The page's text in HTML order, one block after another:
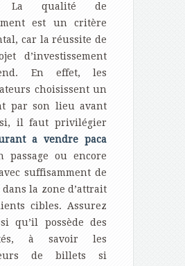
La qualité de
est un critère
car la réussite de
d’investissement
En effet, les
choisissent un
par son lieu avant
il faut privilégier
a vendre paca
passage ou encore
suffisamment de
la zone d’attrait
cibles. Assurez
qu’il possède des
à savoir les
de billets si